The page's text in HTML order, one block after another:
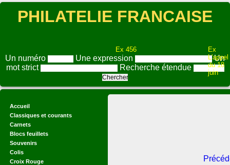
PHILATELIE FRANCAISE
Ex 456
Ex
L'appel
du 18
juin
Un numéro Une expression
Un
mot strict
Recherche étendue
Accueil
Classiques et courants
Carnets
Blocs feuillets
Souvenirs
Colis
Croix Rouge